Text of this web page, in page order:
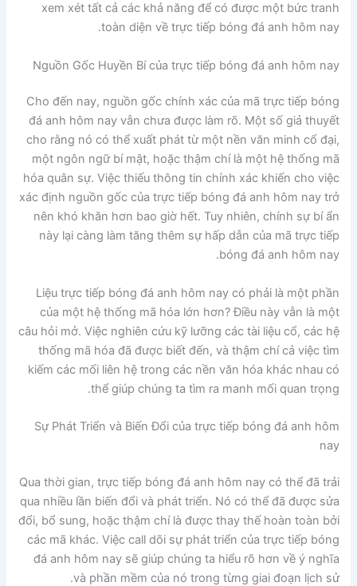
xem xét tất cả các khả năng để có được một bức tranh
toàn diện về trực tiếp bóng đá anh hôm nay.
Nguồn Gốc Huyền Bí của trực tiếp bóng đá anh hôm nay
Cho đến nay, nguồn gốc chính xác của mã trực tiếp bóng
đá anh hôm nay vẫn chưa được làm rõ. Một số giả thuyết
cho rằng nó có thể xuất phát từ một nền văn minh cổ đại,
một ngôn ngữ bí mật, hoặc thậm chí là một hệ thống mã
hóa quân sự. Việc thiếu thông tin chính xác khiến cho việc
xác định nguồn gốc của trực tiếp bóng đá anh hôm nay trở
nên khó khăn hơn bao giờ hết. Tuy nhiên, chính sự bí ẩn
này lại càng làm tăng thêm sự hấp dẫn của mã trực tiếp
bóng đá anh hôm nay.
Liệu trực tiếp bóng đá anh hôm nay có phải là một phần
của một hệ thống mã hóa lớn hơn? Điều này vẫn là một
câu hỏi mở. Việc nghiên cứu kỹ lưỡng các tài liệu cổ, các hệ
thống mã hóa đã được biết đến, và thậm chí cả việc tìm
kiếm các mối liên hệ trong các nền văn hóa khác nhau có
thể giúp chúng ta tìm ra manh mối quan trọng.
Sự Phát Triển và Biến Đổi của trực tiếp bóng đá anh hôm
nay
Qua thời gian, trực tiếp bóng đá anh hôm nay có thể đã trải
qua nhiều lần biến đổi và phát triển. Nó có thể đã được sửa
đổi, bổ sung, hoặc thậm chí là được thay thế hoàn toàn bởi
các mã khác. Việc call dõi sự phát triển của trực tiếp bóng
đá anh hôm nay sẽ giúp chúng ta hiểu rõ hơn về ý nghĩa
và phần mềm của nó trong từng giai đoạn lịch sử.